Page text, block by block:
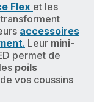
Flex et les
transforment
accessoires
. Leur mini-
permet de
poils
vos coussins